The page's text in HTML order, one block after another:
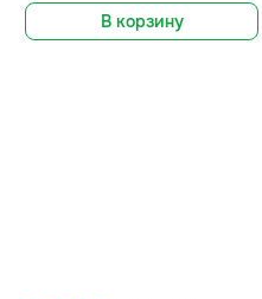
В корзину